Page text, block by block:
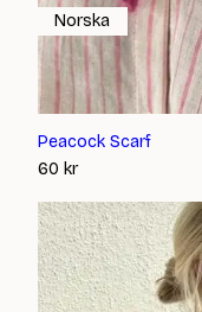
Peacock Scarf
60 kr
Norska